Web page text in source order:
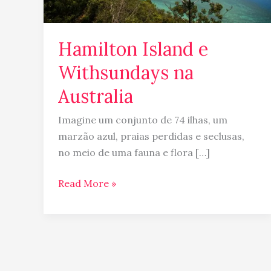
Hamilton Island e
Withsundays na
Australia
Imagine um conjunto de 74 ilhas, um
marzão azul, praias perdidas e seclusas,
no meio de uma fauna e flora […]
Read More »